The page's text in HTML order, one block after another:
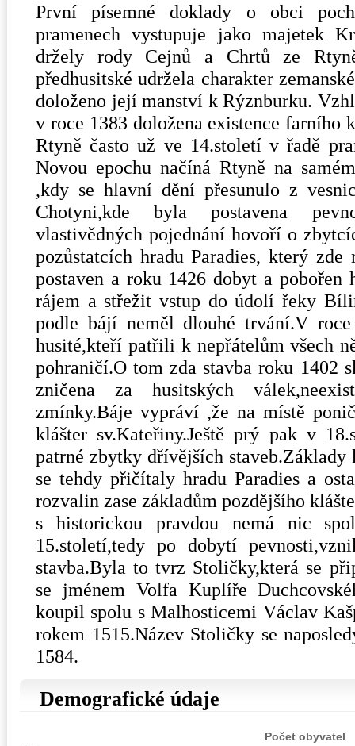
První písemné doklady o obci
pramenech vystupuje jako majetek
držely rody Cejnů a Chrtů ze
předhusitské udržela charakter
doloženo její manství k Rýznburku.
v roce 1383 doložena existence farního
Rtyně často už ve 14.století v řadě
Novou epochu načíná Rtyně na
,kdy se hlavní dění přesunulo z
Chotyni,kde byla postavena
vlastivědných pojednání hovoří o
pozůstatcích hradu Paradies, který
postaven a roku 1426 dobyt a pobořen
rájem a střežit vstup do údolí řeky
podle bájí neměl dlouhé trvání.V
husité,kteří patřili k nepřátelům všech
pohraničí.O tom zda stavba roku 1402
zničena za husitských
zmínky.Báje vypráví ,že na místě
klášter sv.Kateřiny.Ještě prý pak v
patrné zbytky dřívějších staveb.Základy
se tehdy přičítaly hradu Paradies a
rozvalin zase základům pozdějšího
s historickou pravdou nemá nic
15.století,tedy po dobytí
stavba.Byla to tvrz Stoličky,která se
se jménem Volfa Kuplíře
koupil spolu s Malhosticemi Václav
rokem 1515.Název Stoličky se
1584.
Demografické údaje